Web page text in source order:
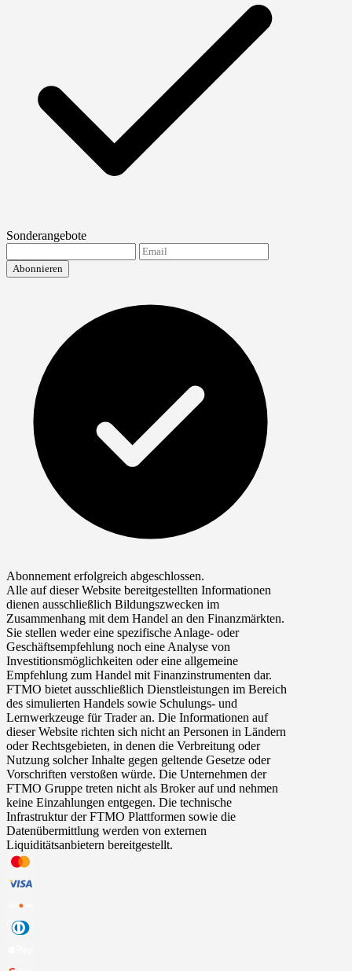
Sonderangebote
Abonnieren
Abonnement erfolgreich abgeschlossen.
Alle auf dieser Website bereitgestellten Informationen
dienen ausschließlich Bildungszwecken im
Zusammenhang mit dem Handel an den Finanzmärkten.
Sie stellen weder eine spezifische Anlage- oder
Geschäftsempfehlung noch eine Analyse von
Investitionsmöglichkeiten oder eine allgemeine
Empfehlung zum Handel mit Finanzinstrumenten dar.
FTMO bietet ausschließlich Dienstleistungen im Bereich
des simulierten Handels sowie Schulungs- und
Lernwerkzeuge für Trader an. Die Informationen auf
dieser Website richten sich nicht an Personen in Ländern
oder Rechtsgebieten, in denen die Verbreitung oder
Nutzung solcher Inhalte gegen geltende Gesetze oder
Vorschriften verstoßen würde. Die Unternehmen der
FTMO Gruppe treten nicht als Broker auf und nehmen
keine Einzahlungen entgegen. Die technische
Infrastruktur der FTMO Plattformen sowie die
Datenübermittlung werden von externen
Liquiditätsanbietern bereitgestellt.